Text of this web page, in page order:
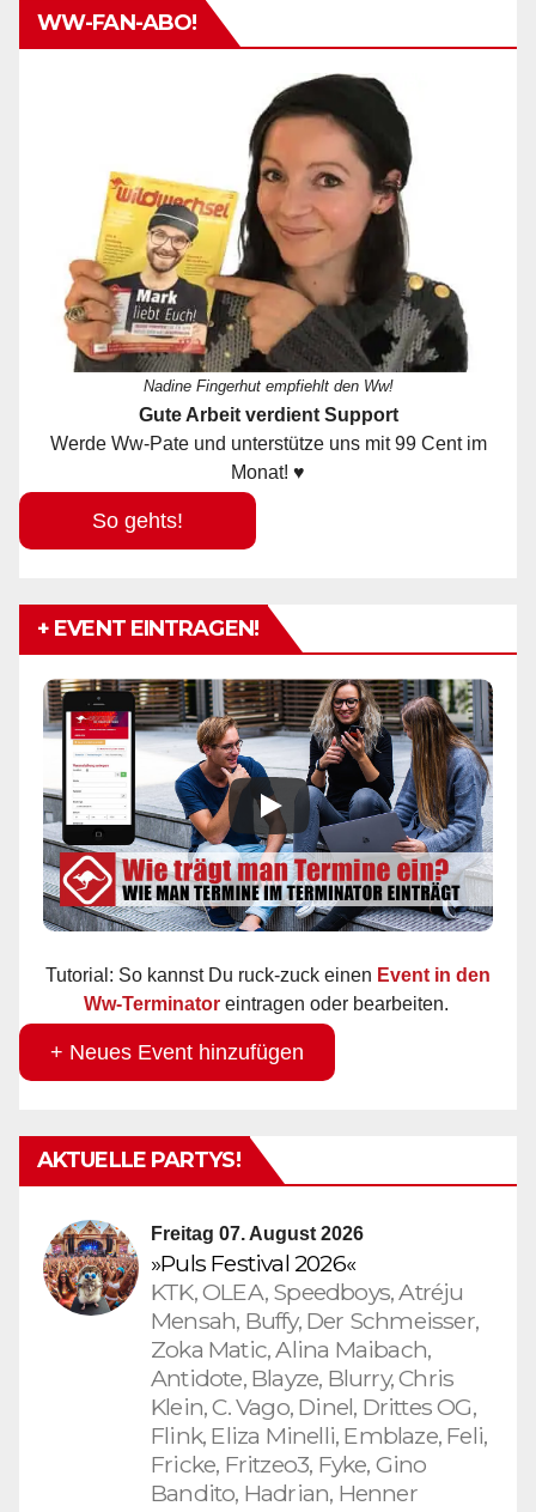
WW-FAN-ABO!
Nadine Fingerhut empfiehlt den Ww!
Gute Arbeit verdient Support
Werde Ww-Pate und unterstütze uns mit 99 Cent im
Monat! ♥
So gehts!
+ EVENT EINTRAGEN!
Tutorial: So kannst Du ruck-zuck einen Event in den
Ww-Terminator eintragen oder bearbeiten.
+ Neues Event hinzufügen
AKTUELLE PARTYS!
Freitag 07. August 2026
»Puls Festival 2026«
KTK, OLEA, Speedboys, Atréju
Mensah, Buffy, Der Schmeisser,
Zoka Matic, Alina Maibach,
Antidote, Blayze, Blurry, Chris
Klein, C. Vago, Dinel, Drittes OG,
Flink, Eliza Minelli, Emblaze, Feli,
Fricke, Fritzeo3, Fyke, Gino
Bandito, Hadrian, Henner